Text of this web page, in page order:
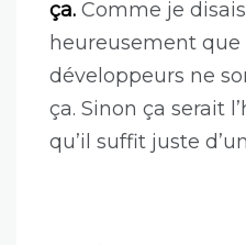
J’ai vu tellement
entiers de travail
développeur était
demander de